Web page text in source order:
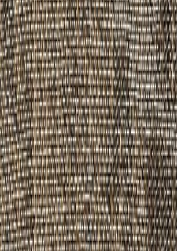
素材の補足情報
パイル：BCFナイ
安全性能
防炎規制(消防法):
防炎
ホルムアルデヒド等級:
F★★★★
使用可能箇所
屋内（床）
関連リンク
公式サイト